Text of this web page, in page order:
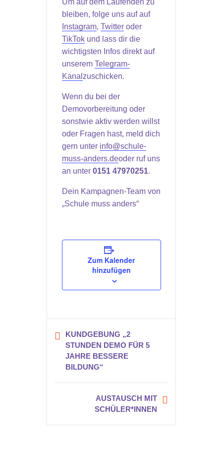
Um auf dem Laufenden zu
bleiben, folge uns auf auf
Instagram, Twitteroder
TikTokund lass dir die
wichtigsten Infos direkt auf
unserem Telegram-
Kanal zuschicken.
Wenn du bei der
Demovorbereitung oder
sonstwie aktiv werden willst
oder Fragen hast, meld dich
gern unter info@schule-
muss-anders.deoder ruf uns
an unter 0151 47970251.
Dein Kampagnen-Team von
„Schule muss anders“
Zum Kalender
hinzufügen
KUNDGEBUNG „2
STUNDEN DEMO FÜR 5
JAHRE BESSERE
BILDUNG“
AUSTAUSCH MIT
SCHÜLER*INNEN